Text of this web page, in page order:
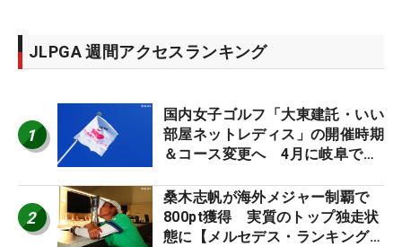
JLPGA 週間アクセスランキング
1
国内女子ゴルフ「大東建託・いい
部屋ネットレディス」の開催時期
＆コース変更へ 4月に岐阜で開
2
桑木志帆が海外メジャー制覇で
800pt獲得 実質のトップ独走状
態に【メルセデス・ランキング番